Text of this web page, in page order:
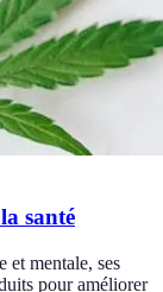
santé
et mentale, ses
pour améliorer